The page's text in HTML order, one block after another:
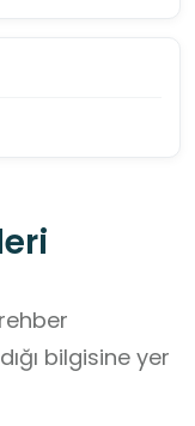
bilgisine yer